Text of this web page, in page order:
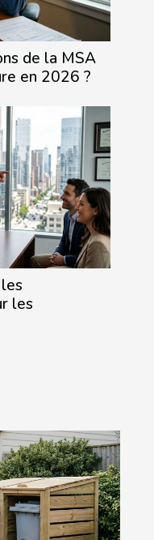
de la MSA
en 2026 ?
les